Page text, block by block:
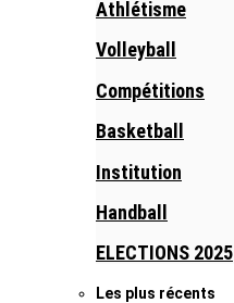
Athlétisme
Volleyball
Compétitions
Basketball
Institution
Handball
ELECTIONS 2025
Les plus récents